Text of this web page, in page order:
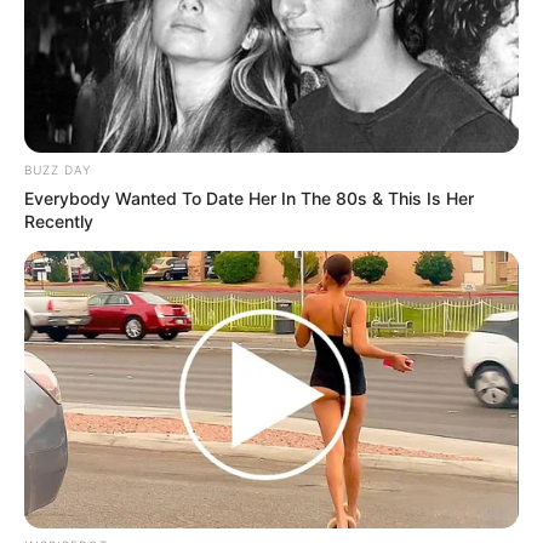
1. Vorbereitung des
Fleisches
Schneiden Sie das Hirschgulasch in
gleichmäßige Würfel von etwa 3–4 cm. Das
sorgt dafür, dass das Fleisch beim Schmoren
Küchenpapier trocken – so brät es besser an
und bildet eine schöne Kruste.
2. Anbraten
Erhitzen Sie Öl oder Butterschmalz in einem
großen Topf bei mittlerer Hitze. Braten Sie das
BUZZ DAY
Everybody Wanted To Date Her In The 80s & This Is Her
Recently